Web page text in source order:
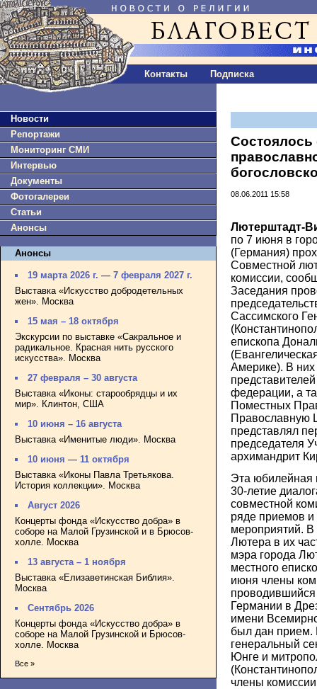
Контакты Подписка
Новости
Репортажи
Мониторинг СМИ
Интервью
Документы
Фотогалереи
Статьи
Анонсы
Анонсы
19 марта 2026 г. — 7 февраля 2027 г.
Выставка «Искусство добродетельных
жен». Москва
15 мая – 18 октября
Экскурсии по выставке «Сакральное и
радикальное. Красная нить русского
искусства». Москва
27 февраля – 30 августа
Выставка «Иконы: старообрядцы и их
мир». Клинтон, США
10 июня – 16 августа
Выставка «Именитые люди». Москва
10 июня — 11 октября
Выставка «Иконы Павла Третьякова.
История коллекции». Москва
Август 2026
Концерты фонда «Искусство добра» в
соборе на Малой Грузинской и в Брюсов-
холле. Москва
13 августа – 1 ноября
Выставка «Елизаветинская Библия».
Москва
Сентябрь 2026
Концерты фонда «Искусство добра» в
соборе на Малой Грузинской и Брюсов-
холле. Москва
Все »
Состоялось
08.06.2011 15:58
Лютерштадт-
по 7 июня в
(Германия)
Совместной
комиссии,
Заседания
Сассимского
епископа
Америке). В них
федерации, а
Поместных
Православную
представлял
председателя
архимандрит
Эта юбилейная
30-летие
совместной
ряде приемов
мероприятий. В
Лютера в их
мэра города
местного
июня члены
Германии в
имени
был дан прием.
генеральный
Юнге и
члены